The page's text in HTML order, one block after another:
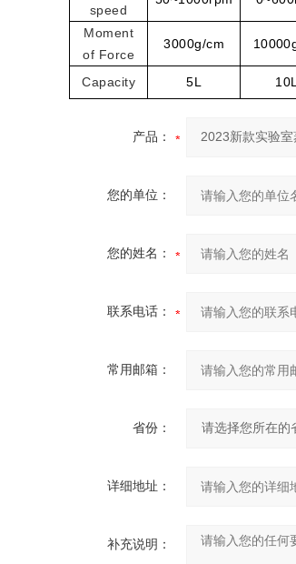
speed
Moment
of Force
3000g/cm
Capacity 5L 10L
产品：
您的单位：
您的姓名：
联系电话：
常用邮箱：
省份：
详细地址：
补充说明：